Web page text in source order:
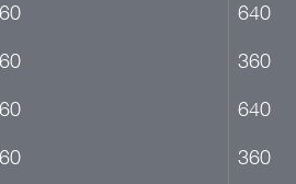
640
360
640
360